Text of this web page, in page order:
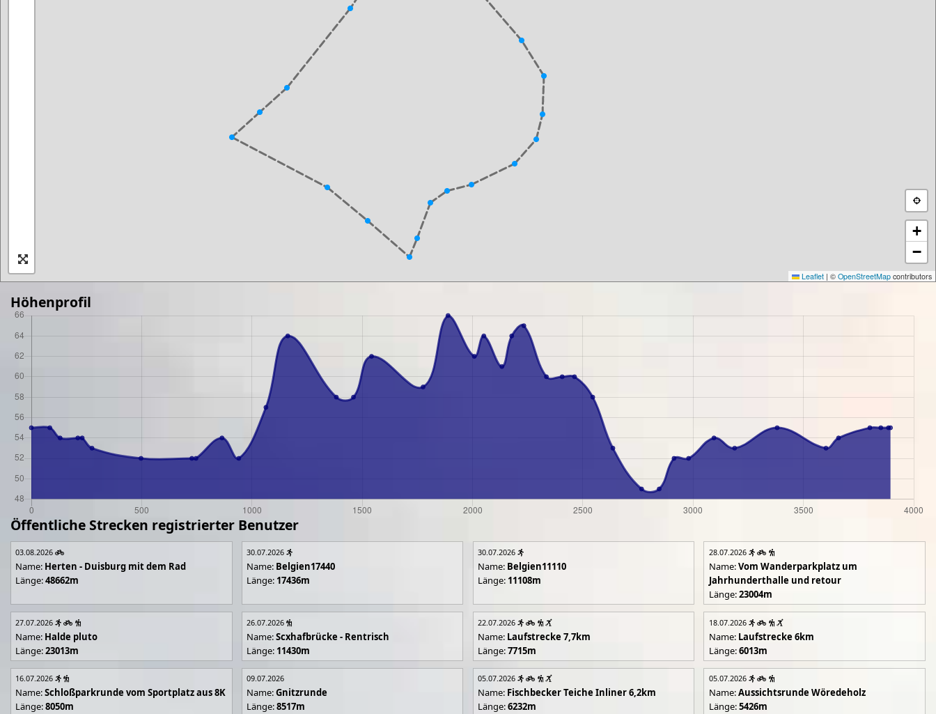
+
−
Leaflet | © OpenStreetMap contributors
Höhenprofil
Öffentliche Strecken registrierter Benutzer
03.08.2026
Name: Herten - Duisburg mit dem Rad
Länge:48662m
30.07.2026
Name: Belgien17440
Länge: 17436m
30.07.2026
Name: Belgien11110
Länge: 11108m
28.07.2026
Name:Vom Wanderparkplatz um
Jahrhunderthalle und retour
Länge:23004m
27.07.2026
Name: Halde pluto
Länge:23013m
26.07.2026
Name:Scxhafbrücke - Rentrisch
Länge: 11430m
22.07.2026
Name: Laufstrecke 7,7km
Länge:7715m
18.07.2026
Name: Laufstrecke 6km
Länge:6013m
16.07.2026
Name:Schloßparkrunde vom Sportplatz aus 8K
Länge:8050m
09.07.2026
Name:Gnitzrunde
Länge:8517m
05.07.2026
Name: Fischbecker Teiche Inliner 6,2km
Länge:6232m
05.07.2026
Name:Aussichtsrunde Wöredeholz
Länge:5426m